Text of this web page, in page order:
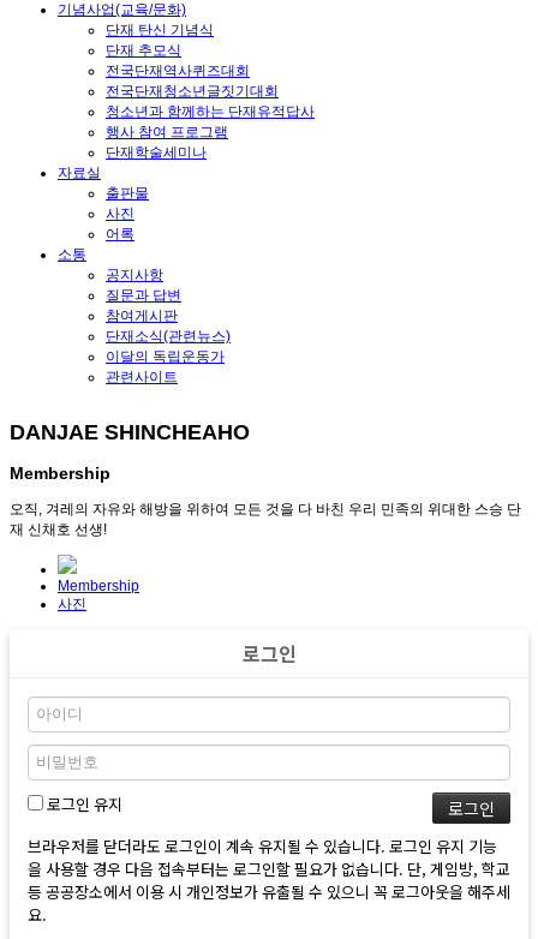
기념사업(교육/문화)
단재 탄신 기념식
단재 추모식
전국단재역사퀴즈대회
전국단재청소년글짓기대회
청소년과 함께하는 단재유적답사
행사 참여 프로그램
단재학술세미나
자료실
출판물
사진
어록
소통
공지사항
질문과 답변
참여게시판
단재소식(관련뉴스)
이달의 독립운동가
관련사이트
DANJAE SHINCHEAHO
Membership
오직, 겨레의 자유와 해방을 위하여 모든 것을 다 바친 우리 민족의 위대한 스승 단
재 신채호 선생!
Membership
사진
로그인
로그인 유지
브라우저를 닫더라도 로그인이 계속 유지될 수 있습니다. 로그인 유지 기능
을 사용할 경우 다음 접속부터는 로그인할 필요가 없습니다. 단, 게임방, 학교
등 공공장소에서 이용 시 개인정보가 유출될 수 있으니 꼭 로그아웃을 해주세
요.